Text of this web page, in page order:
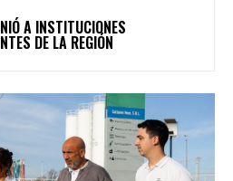
A INSTITUCIONES
DE LA REGIÓN